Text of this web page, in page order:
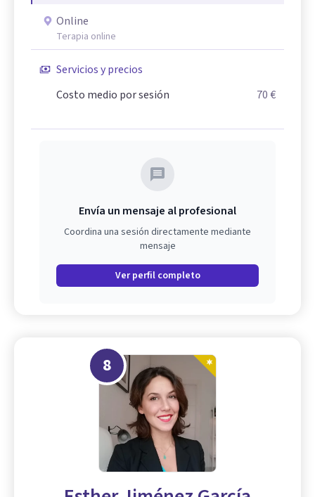
Online
Terapia online
Servicios y precios
Costo medio por sesión
70 €
Envía un mensaje al profesional
Coordina una sesión directamente mediante
mensaje
Ver perfil completo
8